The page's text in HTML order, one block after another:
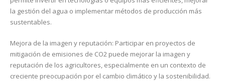
la gestión del agua o implementar métodos de producción más
sustentables.
Mejora de la imagen y reputación: Participar en proyectos de
mitigación de emisiones de CO2 puede mejorar la imagen y
reputación de los agricultores, especialmente en un contexto de
creciente preocupación por el cambio climático y la sostenibilidad.